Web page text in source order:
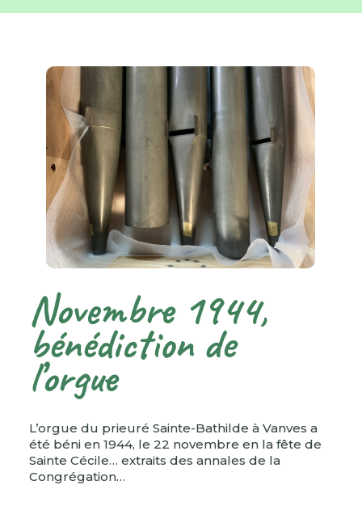
Novembre 1944,
bénédiction de
l’orgue
L’orgue du prieuré Sainte-Bathilde à Vanves a
été béni en 1944, le 22 novembre en la fête de
Sainte Cécile… extraits des annales de la
Congrégation…